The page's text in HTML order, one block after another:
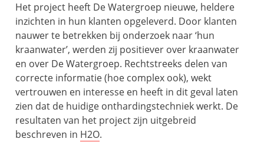
Het project heeft De Watergroep nieuwe, heldere
inzichten in hun klanten opgeleverd. Door klanten
nauwer te betrekken bij onderzoek naar ‘hun
kraanwater’, werden zij positiever over kraanwater
en over De Watergroep. Rechtstreeks delen van
correcte informatie (hoe complex ook), wekt
vertrouwen en interesse en heeft in dit geval laten
zien dat de huidige onthardingstechniek werkt. De
resultaten van het project zijn uitgebreid
beschreven in H2O.